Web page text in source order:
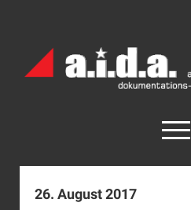
Archiv
München
open
menu
facebook
rss
26. August 2017